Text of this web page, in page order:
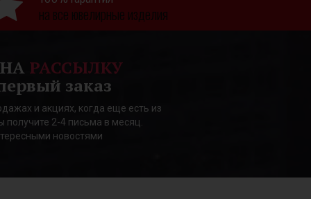
на все ювелирные изделия
РАССЫЛКУ
заказ
и акциях, когда еще есть из
2-4 письма в месяц.
новостями